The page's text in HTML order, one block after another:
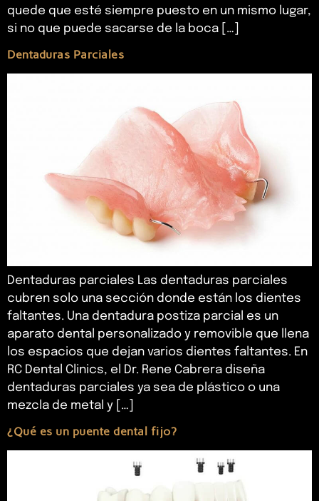
quede que esté siempre puesto en un mismo lugar,
si no que puede sacarse de la boca […]
Dentaduras Parciales
Dentaduras parciales Las dentaduras parciales
cubren solo una sección donde están los dientes
faltantes. Una dentadura postiza parcial es un
aparato dental personalizado y removible que llena
los espacios que dejan varios dientes faltantes. En
RC Dental Clinics, el Dr. Rene Cabrera diseña
dentaduras parciales ya sea de plástico o una
mezcla de metal y […]
¿Qué es un puente dental fijo?